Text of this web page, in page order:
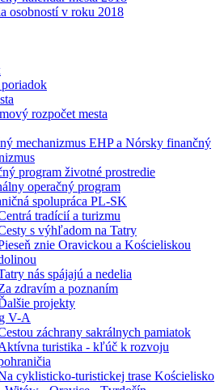
osobností v roku 2018
rozpočet mesta
mechanizmus EHP a Nórsky finančný
program životné prostredie
operačný program
spolupráca PL-SK
tradícií a turizmu
s výhľadom na Tatry
znie Oravickou a Kościeliskou
nás spájajú a nedelia
zdravím a poznaním
projekty
V-A
záchrany sakrálnych pamiatok
turistika - kľúč k rozvoju
cyklisticko-turistickej trase Kościelisko